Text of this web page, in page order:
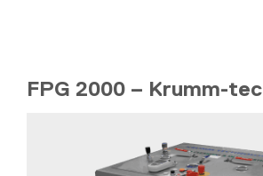
FPG 2000 – Krumm-tec